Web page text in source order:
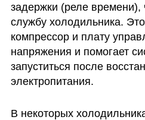
задержки (реле времени),
службу холодильника.
компрессор и плату
напряжения и помогает
запуститься после
электропитания.
В некоторых